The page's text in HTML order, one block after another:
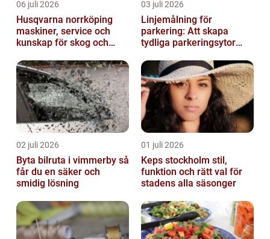
06 juli 2026
Husqvarna norrköping
maskiner, service och
kunskap för skog och
03 juli 2026
Linjemålning för
parkering: Att skapa
tydliga parkeringsytor
parkeringslinjer
02 juli 2026
Byta bilruta i vimmerby så
får du en säker och
smidig lösning
01 juli 2026
Keps stockholm stil,
funktion och rätt val för
stadens alla säsonger